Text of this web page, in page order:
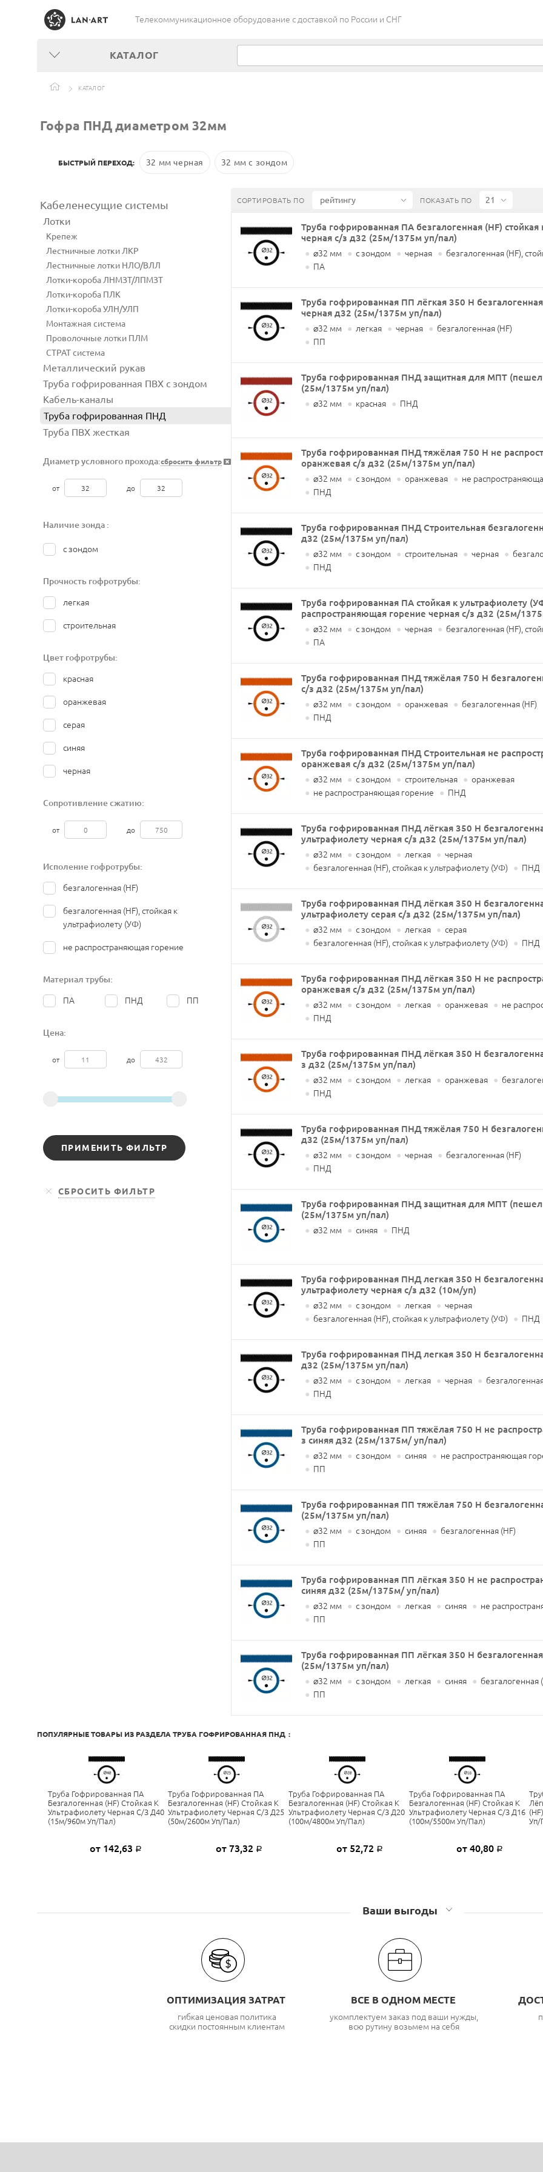
Телекоммуникационное оборудование c доставкой по России и СНГ
КАТАЛОГ
КАТАЛОГ
Гофра ПНД диаметром 32мм
БЫСТРЫЙ ПЕРЕХОД: 32 мм черная 32 мм с зондом
Кабеленесущие системы
Лотки
Крепеж
Лестничные лотки ЛКР
Лестничные лотки НЛО/ВЛЛ
Лотки-короба ЛНМЗТ/ЛПМЗТ
Лотки-короба ПЛК
Лотки-короба УЛН/УЛП
Монтажная система
Проволочные лотки ПЛМ
СТРАТ система
Металлический рукав
Труба гофрированная ПВХ с зондом
Кабель-каналы
Труба гофрированная ПНД
Труба ПВХ жесткая
Диаметр условного прохода:сбросить фильтр
от до
Наличие зонда :
с зондом
Прочность гофротрубы:
легкая
строительная
Цвет гофротрубы:
красная
оранжевая
серая
синяя
черная
Сопротивление сжатию:
от до
Исполение гофротрубы:
безгалогенная (HF)
безгалогенная (HF), стойкая к
ультрафиолету (УФ)
не распространяющая горение
Материал трубы:
ПА ПНД ПП
Цена:
от до
СОРТИРОВАТЬ ПО ПОКАЗАТЬ ПО
Труба гофрированная ПА безгалогенная (HF) стойкая
черная с/з д32 (25м/1375м уп/пал)
● ⌀32 мм ● с зондом ● черная ● безгалогенная (HF),
● ПА
Труба гофрированная ПП лёгкая 350 Н
черная д32 (25м/1375м уп/пал)
● ⌀32 мм ● легкая ● черная ● безгалогенная (HF)
● ПП
Труба гофрированная ПНД защитная для МПТ
(25м/1375м уп/пал)
● ⌀32 мм ● красная ● ПНД
Труба гофрированная ПНД тяжёлая 750 Н не
оранжевая с/з д32 (25м/1375м уп/пал)
● ⌀32 мм ● с зондом ● оранжевая ● не
● ПНД
Труба гофрированная ПНД Строительная
д32 (25м/1375м уп/пал)
● ⌀32 мм ● с зондом ● строительная ● черная ●
● ПНД
Труба гофрированная ПА стойкая к ультрафиолету
распространяющая горение черная с/з д32 (25м/
● ⌀32 мм ● с зондом ● черная ● безгалогенная (HF),
● ПА
Труба гофрированная ПНД тяжёлая 750 Н
с/з д32 (25м/1375м уп/пал)
● ⌀32 мм ● с зондом ● оранжевая ● безгалогенная (HF)
● ПНД
Труба гофрированная ПНД Строительная не
оранжевая с/з д32 (25м/1375м уп/пал)
● ⌀32 мм ● с зондом ● строительная ● оранжевая
● не распространяющая горение ● ПНД
Труба гофрированная ПНД лёгкая 350 Н
ультрафиолету черная с/з д32 (25м/1375м уп/пал)
● ⌀32 мм ● с зондом ● легкая ● черная
● безгалогенная (HF), стойкая к ультрафиолету (УФ) ● ПНД
Труба гофрированная ПНД лёгкая 350 Н
ультрафиолету серая с/з д32 (25м/1375м уп/пал)
● ⌀32 мм ● с зондом ● легкая ● серая
● безгалогенная (HF), стойкая к ультрафиолету (УФ) ● ПНД
Труба гофрированная ПНД лёгкая 350 Н не
оранжевая с/з д32 (25м/1375м уп/пал)
● ⌀32 мм ● с зондом ● легкая ● оранжевая ● не
● ПНД
Труба гофрированная ПНД лёгкая 350 Н
з д32 (25м/1375м уп/пал)
● ⌀32 мм ● с зондом ● легкая ● оранжевая ●
● ПНД
Труба гофрированная ПНД тяжёлая 750 Н
д32 (25м/1375м уп/пал)
● ⌀32 мм ● с зондом ● черная ● безгалогенная (HF)
● ПНД
Труба гофрированная ПНД защитная для МПТ
(25м/1375м уп/пал)
● ⌀32 мм ● синяя ● ПНД
Труба гофрированная ПНД легкая 350 Н
ультрафиолету черная с/з д32 (10м/уп)
● ⌀32 мм ● с зондом ● легкая ● черная
● безгалогенная (HF), стойкая к ультрафиолету (УФ) ● ПНД
Труба гофрированная ПНД легкая 350 Н
д32 (25м/1375м уп/пал)
● ⌀32 мм ● с зондом ● легкая ● черная ●
● ПНД
Труба гофрированная ПП тяжёлая 750 Н не
з синяя д32 (25м/1375м/ уп/пал)
● ⌀32 мм ● с зондом ● синяя ● не распространяющая
● ПП
Труба гофрированная ПП тяжёлая 750 Н
(25м/1375м уп/пал)
● ⌀32 мм ● с зондом ● синяя ● безгалогенная (HF)
● ПП
Труба гофрированная ПП лёгкая 350 Н не
синяя д32 (25м/1375м/ уп/пал)
● ⌀32 мм ● с зондом ● легкая ● синяя ● не
● ПП
Труба гофрированная ПП лёгкая 350 Н
(25м/1375м уп/пал)
● ⌀32 мм ● с зондом ● легкая ● синяя ● безгалогенная
● ПП
ПОПУЛЯРНЫЕ ТОВАРЫ ИЗ РАЗДЕЛА ТРУБА ГОФРИРОВАННАЯ ПНД :
Труба Гофрированная ПА
Безгалогенная (HF) Стойкая К
Ультрафиолету Черная С/з Д40
(15м/960м Уп/пал)
от 142,63 Р
Труба Гофрированная ПА
Безгалогенная (HF) Стойкая К
Ультрафиолету Черная С/з Д25
(50м/2600м Уп/пал)
от 73,32 Р
Труба Гофрированная ПА
Безгалогенная (HF) Стойкая К
Ультрафиолету Черная С/з Д20
(100м/4800м Уп/пал)
от 52,72 Р
Труба Гофрированная ПА
Безгалогенная (HF) Стойкая К
Ультрафиолету Черная С/з Д16
(100м/5500м Уп/пал)
от 40,80 Р
Уп/
Ваши выгоды
ОПТИМИЗАЦИЯ ЗАТРАТ
гибкая ценовая политика
скидки постоянным клиентам
ВСЕ В ОДНОМ МЕСТЕ
укомплектуем заказ под ваши нужды,
всю рутину возьмем на себя